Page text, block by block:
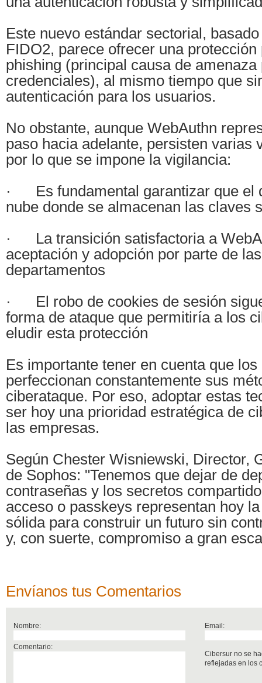
Este nuevo estándar sectorial,
FIDO2, parece ofrecer una
phishing (principal causa de amenaza
credenciales), al mismo tiempo que
autenticación para los usuarios.
No obstante, aunque WebAuthn
paso hacia adelante, persisten varias
por lo que se impone la vigilancia:
· Es fundamental garantizar que el
nube donde se almacenan las claves
· La transición satisfactoria a
aceptación y adopción por parte de
departamentos
· El robo de cookies de sesión
forma de ataque que permitiría a los
eludir esta protección
Es importante tener en cuenta que
perfeccionan constantemente sus
ciberataque. Por eso, adoptar estas
ser hoy una prioridad estratégica de
las empresas.
Según Chester Wisniewski, Director,
de Sophos: "Tenemos que dejar de
contraseñas y los secretos
acceso o passkeys representan hoy
sólida para construir un futuro sin
y, con suerte, compromiso a gran
Envíanos tus Comentarios
Nombre: Email:
Comentario:
Cibersur no se
reflejadas en los